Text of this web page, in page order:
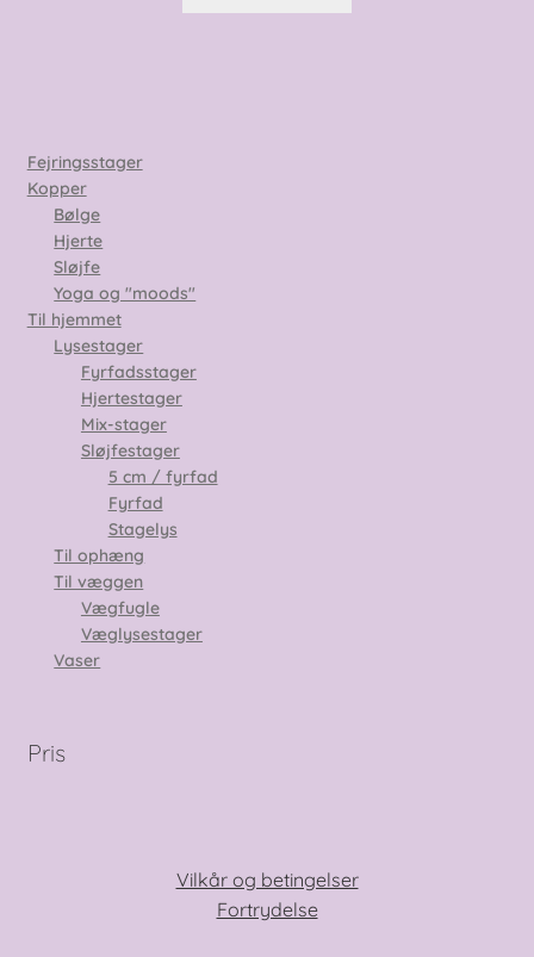
Fejringsstager
Kopper
Bølge
Hjerte
Sløjfe
Yoga og "moods"
Til hjemmet
Lysestager
Fyrfadsstager
Hjertestager
Mix-stager
Sløjfestager
5 cm / fyrfad
Fyrfad
Stagelys
Til ophæng
Til væggen
Vægfugle
Væglysestager
Vaser
Pris
Vilkår og betingelser
Fortrydelse